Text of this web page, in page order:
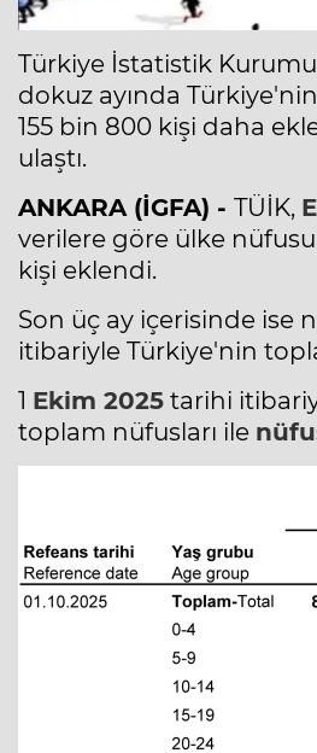
Türkiye İstatistik Kurumu
dokuz ayında
155 bin 800 kişi daha
ulaştı.
ANKARA (İGFA) - TÜİK,
verilere göre ülke nüfusu
kişi eklendi.
Son üç ay içerisinde ise
itibariyle Türkiye'nin
1 Ekim 2025 tarihi
toplam nüfusları ile